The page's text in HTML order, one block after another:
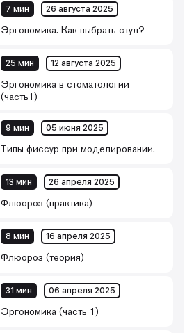
7 мин 26 августа 2025
Эргономика. Как выбрать стул?
25 мин 12 августа 2025
Эргономика в стоматологии
(часть1)
9 мин 05 июня 2025
Типы фиссур при моделировании.
13 мин 26 апреля 2025
Флюороз (практика)
8 мин 16 апреля 2025
Флюороз (теория)
31 мин 06 апреля 2025
Эргономика (часть 1)